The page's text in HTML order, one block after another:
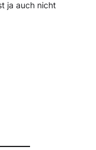
ja auch nicht